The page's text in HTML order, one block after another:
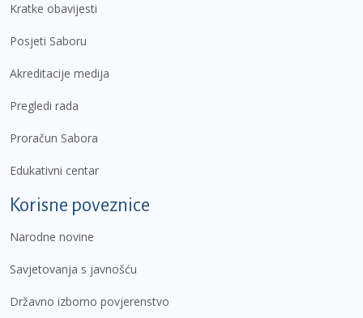
Kratke obavijesti
Posjeti Saboru
Akreditacije medija
Pregledi rada
Proračun Sabora
Edukativni centar
Korisne poveznice
Narodne novine
Savjetovanja s javnošću
Državno izborno povjerenstvo